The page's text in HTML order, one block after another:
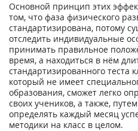
Основной принцип этих
том, что фаза физического
стандартизирована, потому
отследить индивидуальные
принимать правильное
время, а находиться в нём
стандартизированного теста
который не имеет
образования, сможет легко
своих учеников, а также,
определять каждый месяц
методики на класс в целом.